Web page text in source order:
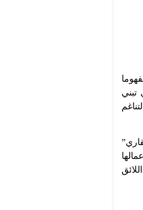
تبني